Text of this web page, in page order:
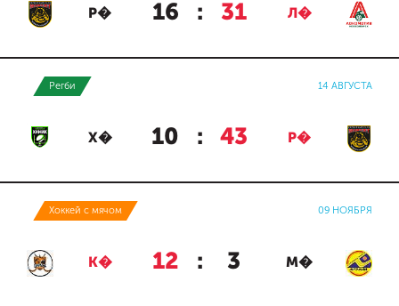
Р� 16 : 31 Л�
Регби 14 АВГУСТА
Х� 10 : 43 Р�
Хоккей с мячом 09 НОЯБРЯ
К� 12 : 3 М�